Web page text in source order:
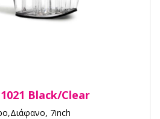
Black/Clear
7inch